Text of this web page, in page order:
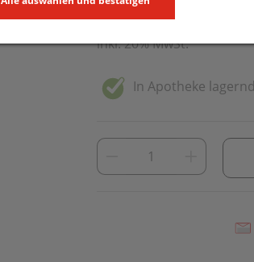
inkl. 20% MwSt.
In Apotheke